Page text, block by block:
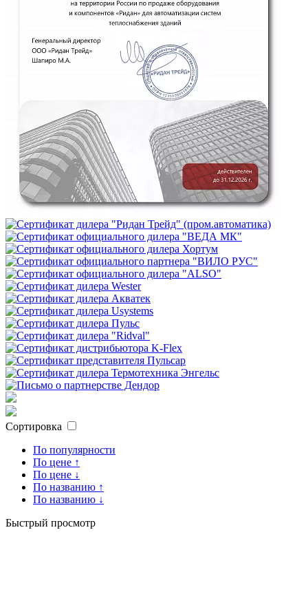
Сортировка
По популярности
По цене ↑
По цене ↓
По названию ↑
По названию ↓
Быстрый просмотр